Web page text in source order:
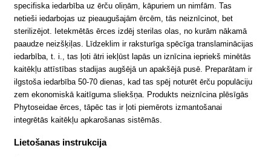
specifiska iedarbība uz ērču oliņām, kāpuriem un nimfām. Tas
netieši iedarbojas uz pieaugušajām ērcēm, tās neiznīcinot, bet
sterilizējot. Ietekmētās ērces izdēj sterilas olas, no kurām nākamā
paaudze neizšķiļas. Līdzeklim ir raksturīga spēcīga translaminācijas
iedarbība, t. i., tas ļoti ātri iekļūst lapās un iznīcina iepriekš minētās
kaitēkļu attīstības stadijas augšējā un apakšējā pusē. Preparātam ir
ilgstoša iedarbība 50-70 dienas, kad tas spēj noturēt ērču populāciju
zem ekonomiskā kaitīguma sliekšņa. Produkts neiznīcina plēsīgās
Phytoseidae ērces, tāpēc tas ir ļoti piemērots izmantošanai
integrētās kaitēkļu apkarošanas sistēmās.
Lietošanas instrukcija